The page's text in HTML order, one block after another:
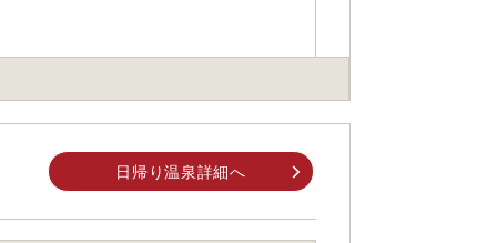
日帰り温泉詳細へ